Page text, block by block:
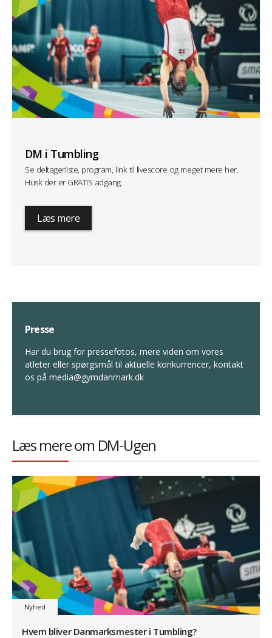
DM i Tumbling
Se deltagerliste, program, link til livescore og meget mere her.
Husk der er GRATIS adgang.
Læs mere
Presse
Har du brug for pressefotos, mere viden om vores
atleter eller spørgsmål til aktuelle konkurrencer, kontakt
os på media@gymdanmark.dk
Læs mere om DM-Ugen
Nyhed
Hvem bliver Danmarksmester i Tumbling?